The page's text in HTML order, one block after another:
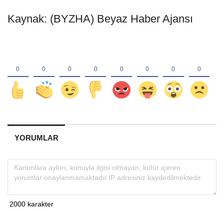
Kaynak: (BYZHA) Beyaz Haber Ajansı
YORUMLAR